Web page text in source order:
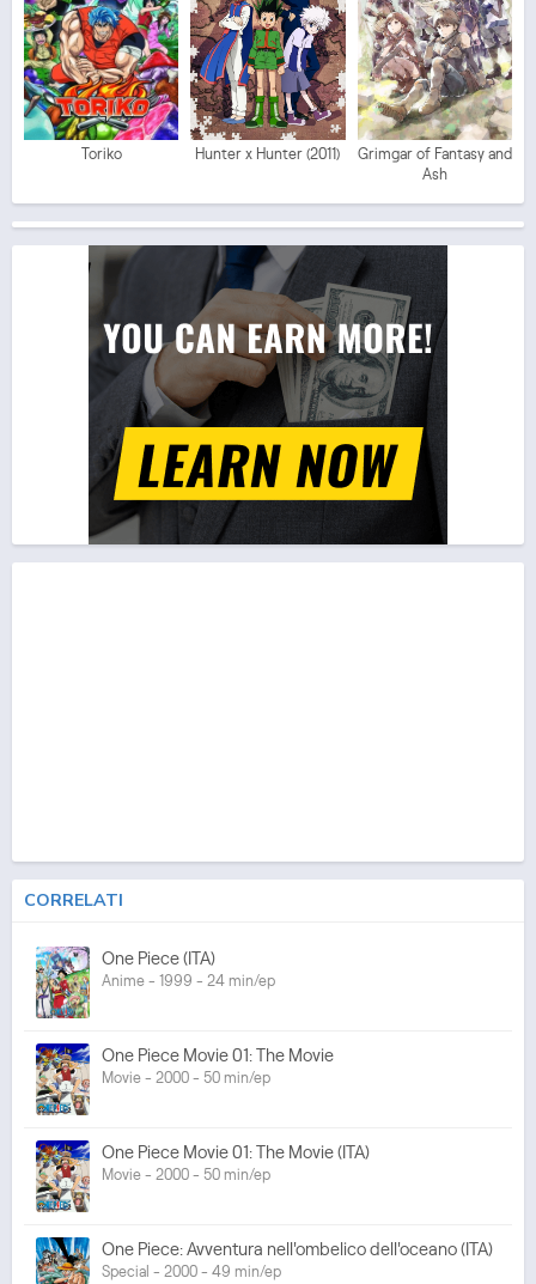
Toriko Hunter x Hunter (2011)
Grimgar of Fantasy and
Ash
CORRELATI
One Piece (ITA)
Anime - 1999 - 24 min/ep
One Piece Movie 01: The Movie
Movie - 2000 - 50 min/ep
One Piece Movie 01: The Movie (ITA)
Movie - 2000 - 50 min/ep
One Piece: Avventura nell'ombelico dell'oceano (ITA)
Special - 2000 - 49 min/ep